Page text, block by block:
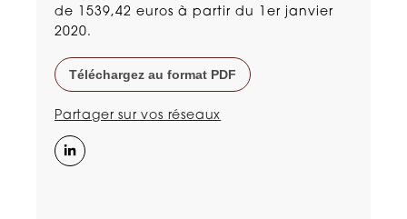
de 1539,42 euros à partir du 1er janvier
2020.
Téléchargez au format PDF
Partager sur vos réseaux